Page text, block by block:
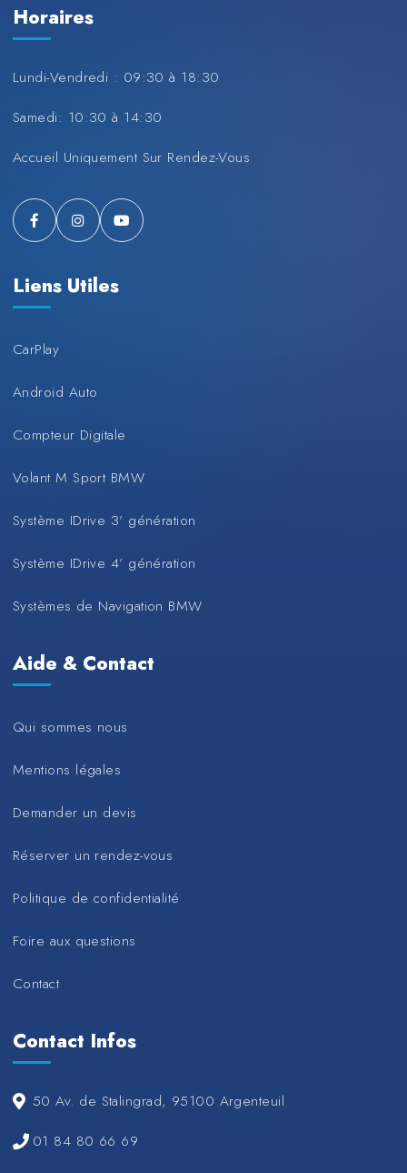
Horaires
Lundi-Vendredi : 09:30 à 18:30
Samedi: 10:30 à 14:30
Accueil Uniquement Sur Rendez-Vous
Liens Utiles
CarPlay
Android Auto
Compteur Digitale
Volant M Sport BMW
Système IDrive 3’ génération
Système IDrive 4’ génération
Systèmes de Navigation BMW
Aide & Contact
Qui sommes nous
Mentions légales
Demander un devis
Réserver un rendez-vous
Politique de confidentialité
Foire aux questions
Contact
Contact Infos
50 Av. de Stalingrad, 95100 Argenteuil
01 84 80 66 69